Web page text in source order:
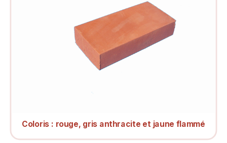
Coloris : rouge, gris anthracite et jaune flammé